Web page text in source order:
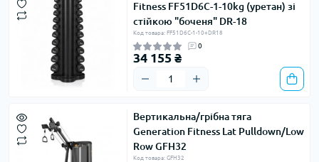
Fitness FF51D6C-1-10kg (уретан) зі
стійкою "боченя" DR-18
Код товара: FF51D6C-1-10+DR18
0
34 155 ₴
Вертикальна/грібна тяга
Generation Fitness Lat Pulldown/Low
Row GFH32
Код товара: GFH32